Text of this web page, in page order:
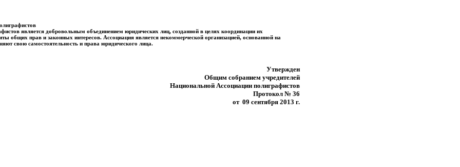
является добровольным объединением юридических лиц, созданной в целях координации их
общих прав и законных интересов. Ассоциация является некоммерческой организацией, основанной на
свою самостоятельность и права юридического лица.
Утвержден
Общим собранием учредителей
Национальной Ассоциации полиграфистов
Протокол № 36
от 09 сентября 2013 г.